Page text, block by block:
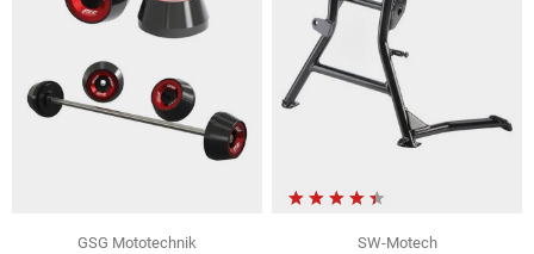
GSG Mototechnik
SW-Motech